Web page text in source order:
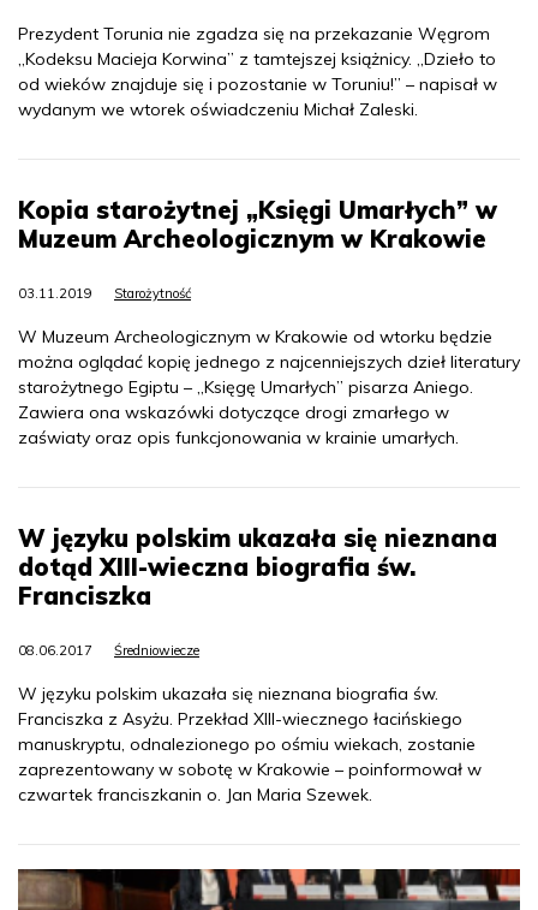
Prezydent Torunia nie zgadza się na przekazanie Węgrom
„Kodeksu Macieja Korwina” z tamtejszej książnicy. „Dzieło to
od wieków znajduje się i pozostanie w Toruniu!” – napisał w
wydanym we wtorek oświadczeniu Michał Zaleski.
Kopia starożytnej „Księgi Umarłych” w
Muzeum Archeologicznym w Krakowie
03.11.2019 Starożytność
W Muzeum Archeologicznym w Krakowie od wtorku będzie
można oglądać kopię jednego z najcenniejszych dzieł literatury
starożytnego Egiptu – „Księgę Umarłych” pisarza Aniego.
Zawiera ona wskazówki dotyczące drogi zmarłego w
zaświaty oraz opis funkcjonowania w krainie umarłych.
W języku polskim ukazała się nieznana
dotąd XIII-wieczna biografia św.
Franciszka
08.06.2017 Średniowiecze
W języku polskim ukazała się nieznana biografia św.
Franciszka z Asyżu. Przekład XIII-wiecznego łacińskiego
manuskryptu, odnalezionego po ośmiu wiekach, zostanie
zaprezentowany w sobotę w Krakowie – poinformował w
czwartek franciszkanin o. Jan Maria Szewek.